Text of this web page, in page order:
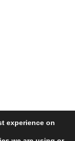
experience on